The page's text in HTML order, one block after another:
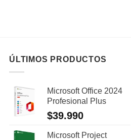
ÚLTIMOS PRODUCTOS
Microsoft Office 2024
Profesional Plus
$39.990
Microsoft Project